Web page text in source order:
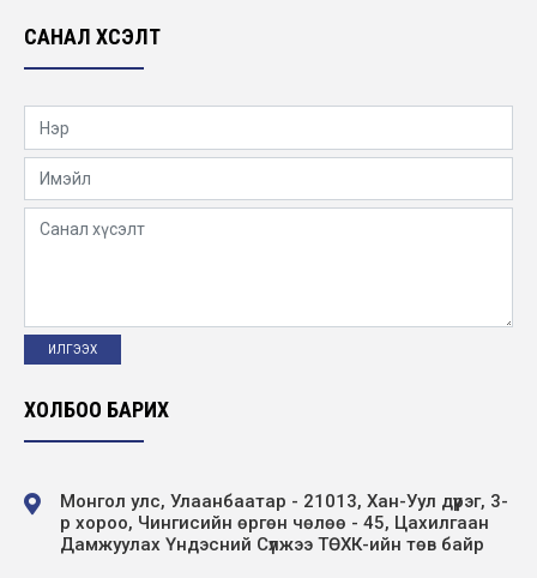
САНАЛ ХҮСЭЛТ
ХОЛБОО БАРИХ
Монгол улс, Улаанбаатар - 21013, Хан-Уул дүүрэг, 3-
р хороо, Чингисийн өргөн чөлөө - 45, Цахилгаан
Дамжуулах Үндэсний Сүлжээ ТӨХК-ийн төв байр